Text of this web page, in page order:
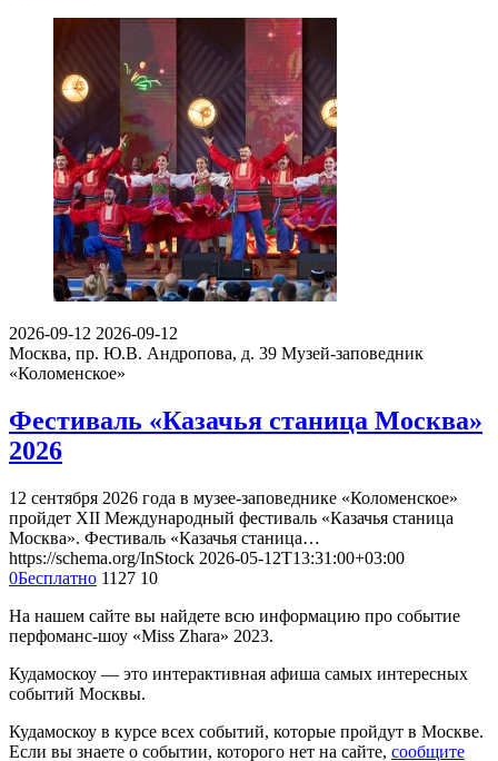
2026-09-12 2026-09-12
Москва, пр. Ю.В. Андропова, д. 39 Музей-заповедник
«Коломенское»
Фестиваль «Казачья станица Москва»
2026
12 сентября 2026 года в музее-заповеднике «Коломенское»
пройдет XII Международный фестиваль «Казачья станица
Москва». Фестиваль «Казачья станица…
https://schema.org/InStock 2026-05-12T13:31:00+03:00
0Бесплатно 1127 10
На нашем сайте вы найдете всю информацию про событие
перфоманс-шоу «Miss Zhara» 2023.
Кудамоскоу — это интерактивная афиша самых интересных
событий Москвы.
Кудамоскоу в курсе всех событий, которые пройдут в Москве.
Если вы знаете о событии, которого нет на сайте, сообщите